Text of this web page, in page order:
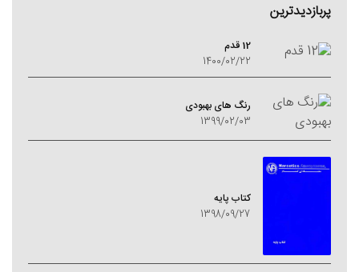
پربازدیدترین
12 قدم
1400/02/22
رنگ های بهبودی
1399/02/03
کتاب پایه
1398/09/27